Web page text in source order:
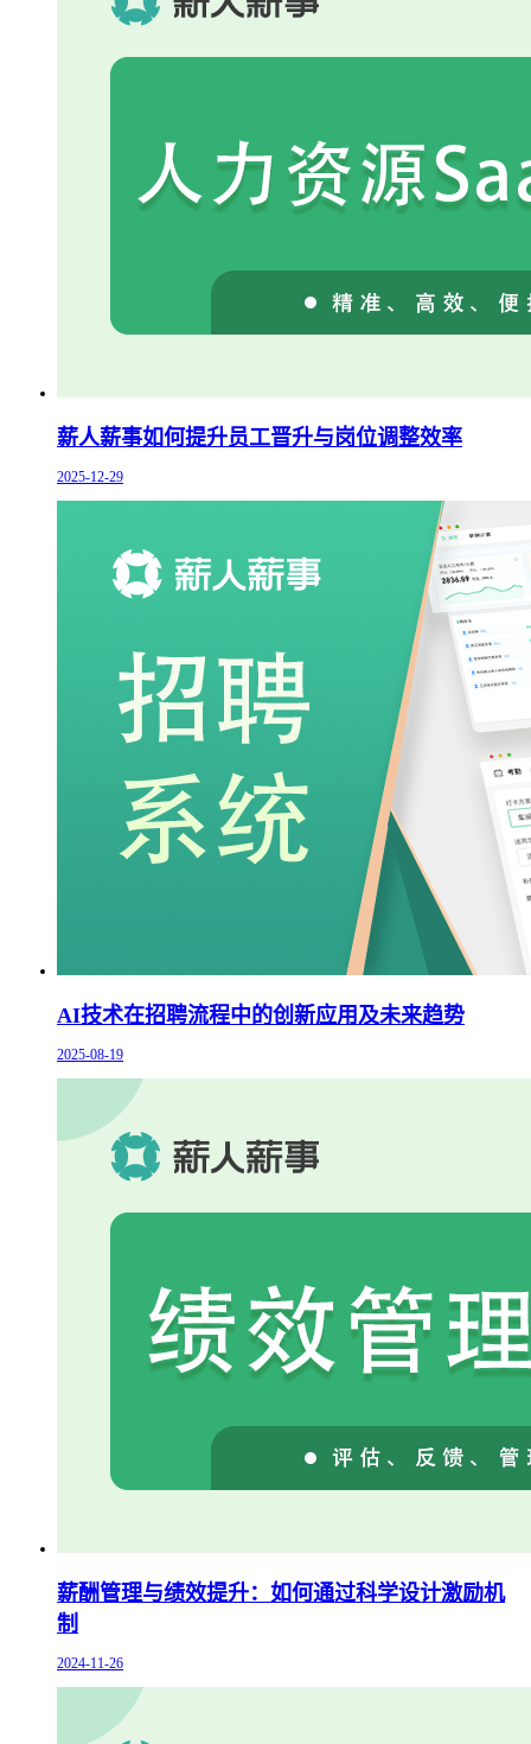
薪人薪事如何提升员工晋升与岗位调整效率
2025-12-29
AI技术在招聘流程中的创新应用及未来趋势
2025-08-19
薪酬管理与绩效提升：如何通过科学设计激励机
制
2024-11-26